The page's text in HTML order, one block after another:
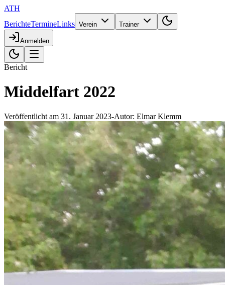
ATH
BerichteTermineLinks Verein Trainer
Anmelden
Bericht
Middelfart 2022
Veröffentlicht am 31. Januar 2023-Autor: Elmar Klemm